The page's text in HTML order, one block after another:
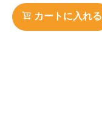
カートに入れる